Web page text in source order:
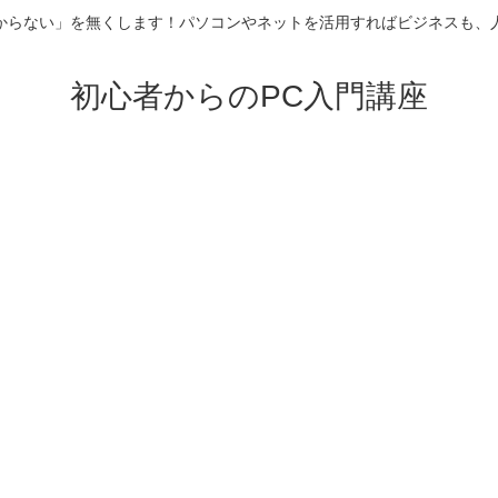
らない」を無くします！パソコンやネットを活用すればビジネスも、
初心者からのPC入門講座